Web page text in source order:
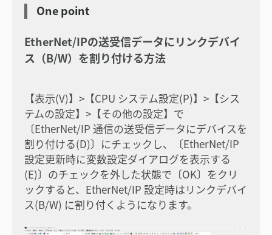
One point
EtherNet/IPの送受信データにリンクデバイ
ス（B/W）を割り付ける方法
【表示(V)】>【CPU システム設定(P)】>【シス
テムの設定】>【その他の設定】で
〔EtherNet/IP 通信の送受信データにデバイスを
割り付ける(D)〕にチェックし、〔EtherNet/IP
設定更新時に変数設定ダイアログを表示する
(E)〕のチェックを外した状態で〔OK〕をクリ
ックすると、EtherNet/IP 設定時はリンクデバイ
ス(B/W) に割り付くようになります。